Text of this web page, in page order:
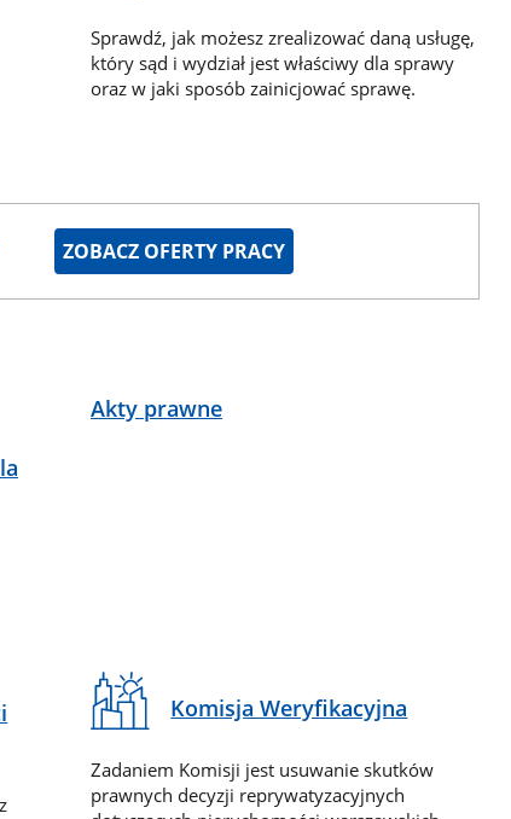
Sprawdź, jak możesz zrealizować daną usługę,
który sąd i wydział jest właściwy dla sprawy
oraz w jaki sposób zainicjować sprawę.
ZOBACZ OFERTY PRACY
Akty prawne
Komisja Weryfikacyjna
Zadaniem Komisji jest usuwanie skutków
prawnych decyzji reprywatyzacyjnych